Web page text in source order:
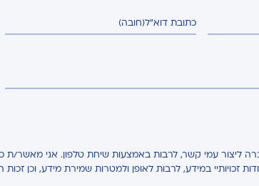
כתובת דוא"ל (חובה)
עמי קשר, לרבות באמצעות שיחת טלפון. אני מאשר/ת כי
זכויותיי במידע, לרבות לאופן ולמטרות שמירת מידע, וכן